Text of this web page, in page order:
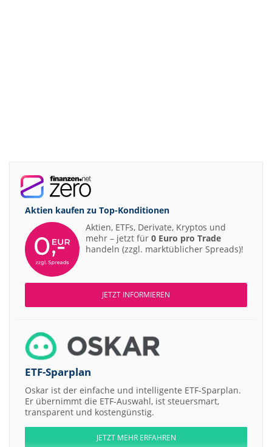
Aktien kaufen zu Top-Konditionen
Aktien, ETFs, Derivate, Kryptos und
mehr – jetzt für 0 Euro pro Trade
handeln (zzgl. marktüblicher Spreads)!
JETZT INFORMIEREN
ETF-Sparplan
Oskar ist der einfache und intelligente ETF-Sparplan.
Er übernimmt die ETF-Auswahl, ist steuersmart,
transparent und kostengünstig.
JETZT MEHR ERFAHREN